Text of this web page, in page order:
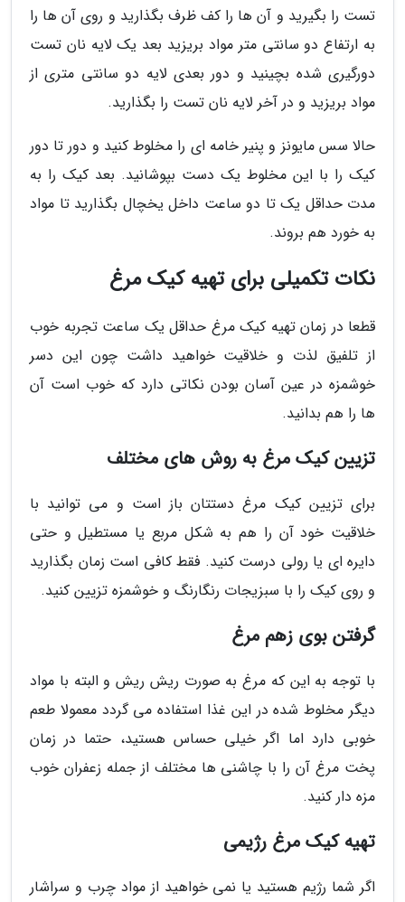
تست را بگیرید و آن ها را کف ظرف بگذارید و روی آن ها را
به ارتفاع دو سانتی متر مواد بریزید بعد یک لایه نان تست
دورگیری شده بچینید و دور بعدی لایه دو سانتی متری از
مواد بریزید و در آخر لایه نان تست را بگذارید.
حالا سس مایونز و پنیر خامه ای را مخلوط کنید و دور تا دور
کیک را با این مخلوط یک دست بپوشانید. بعد کیک را به
مدت حداقل یک تا دو ساعت داخل یخچال بگذارید تا مواد
به خورد هم بروند.
نکات تکمیلی برای تهیه کیک مرغ
قطعا در زمان تهیه کیک مرغ حداقل یک ساعت تجربه خوب
از تلفیق لذت و خلاقیت خواهید داشت چون این دسر
خوشمزه در عین آسان بودن نکاتی دارد که خوب است آن
ها را هم بدانید.
تزیین کیک مرغ به روش های مختلف
برای تزیین کیک مرغ دستتان باز است و می توانید با
خلاقیت خود آن را هم به شکل مربع یا مستطیل و حتی
دایره ای یا رولی درست کنید. فقط کافی است زمان بگذارید
و روی کیک را با سبزیجات رنگارنگ و خوشمزه تزیین کنید.
گرفتن بوی زهم مرغ
با توجه به این که مرغ به صورت ریش ریش و البته با مواد
دیگر مخلوط شده در این غذا استفاده می گردد معمولا طعم
خوبی دارد اما اگر خیلی حساس هستید، حتما در زمان
پخت مرغ آن را با چاشنی ها مختلف از جمله زعفران خوب
مزه دار کنید.
تهیه کیک مرغ رژیمی
اگر شما رژیم هستید یا نمی خواهید از مواد چرب و سراشار